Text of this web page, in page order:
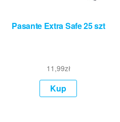
Pasante Extra Safe 25 szt
11,99zł
Kup